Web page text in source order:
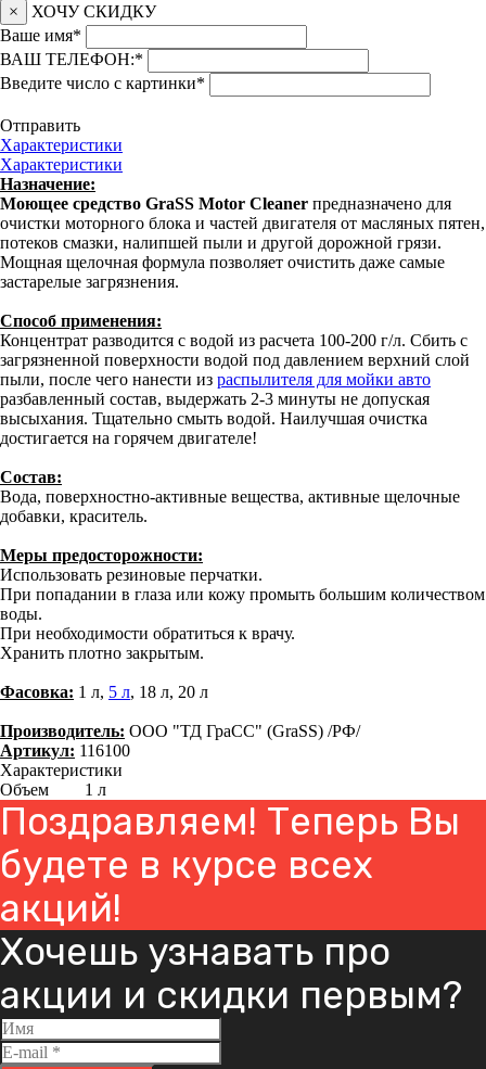
×
ХОЧУ СКИДКУ
Ваше имя*
ВАШ ТЕЛЕФОН:*
Введите число с картинки*
Отправить
Характеристики
Характеристики
Назначение:
Моющее средство GraSS Motor Cleaner предназначено для
очистки моторного блока и частей двигателя от масляных пятен,
потеков смазки, налипшей пыли и другой дорожной грязи.
Мощная щелочная формула позволяет очистить даже самые
застарелые загрязнения.
Способ применения:
Концентрат разводится с водой из расчета 100-200 г/л. Сбить с
загрязненной поверхности водой под давлением верхний слой
пыли, после чего нанести из распылителя для мойки авто
разбавленный состав, выдержать 2-3 минуты не допуская
высыхания. Тщательно смыть водой. Наилучшая очистка
достигается на горячем двигателе!
Состав:
Вода, поверхностно-активные вещества, активные щелочные
добавки, краситель.
Меры предосторожности:
Использовать резиновые перчатки.
При попадании в глаза или кожу промыть большим количеством
воды.
При необходимости обратиться к врачу.
Хранить плотно закрытым.
Фасовка: 1 л, 5 л, 18 л, 20 л
Производитель: ООО "ТД ГраСС" (GraSS) /РФ/
Артикул: 116100
Характеристики
Объем
1 л
Поздравляем! Теперь Вы
будете в курсе всех
акций!
Хочешь узнавать про
акции и скидки первым?